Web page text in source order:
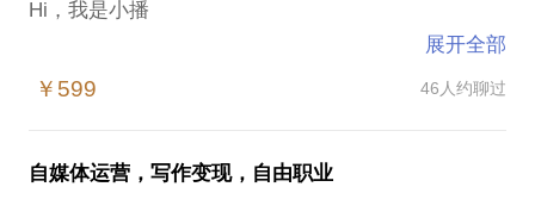
Hi，我是小播
哲学科普《幸福的底层逻辑》作者
展开全部
￥599 46人约聊过
自媒体运营，写作变现，自由职业